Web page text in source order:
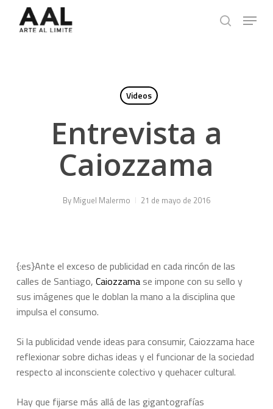
search
Menu
Videos
Entrevista a
Caiozzama
By Miguel Malermo 21 de mayo de 2016
{:es}Ante el exceso de publicidad en cada rincón de las
calles de Santiago, Caiozzama se impone con su sello y
sus imágenes que le doblan la mano a la disciplina que
impulsa el consumo.
Si la publicidad vende ideas para consumir, Caiozzama hace
reflexionar sobre dichas ideas y el funcionar de la sociedad
respecto al inconsciente colectivo y quehacer cultural.
Hay que fijarse más allá de las gigantografías